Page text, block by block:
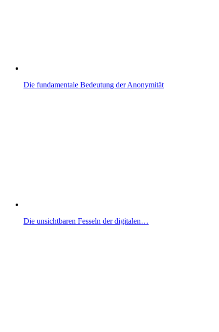
Die fundamentale Bedeutung der Anonymität
Die unsichtbaren Fesseln der digitalen…